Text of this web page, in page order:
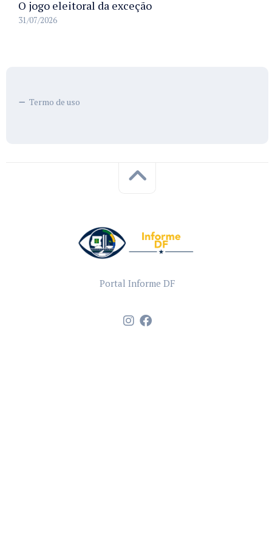
O jogo eleitoral da exceção
31/07/2026
Termo de uso
Portal Informe DF